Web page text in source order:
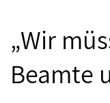
„Wir
Beamte